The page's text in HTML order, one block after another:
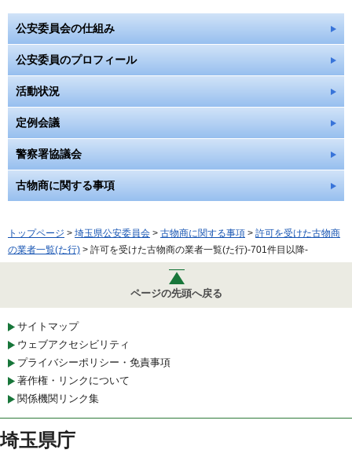
公安委員会の仕組み
公安委員のプロフィール
活動状況
定例会議
警察署協議会
古物商に関する事項
トップページ > 埼玉県公安委員会 > 古物商に関する事項 > 許可を受けた古物商
の業者一覧(た行) > 許可を受けた古物商の業者一覧(た行)-701件目以降-
ページの先頭へ戻る
サイトマップ
ウェブアクセシビリティ
プライバシーポリシー・免責事項
著作権・リンクについて
関係機関リンク集
埼玉県庁